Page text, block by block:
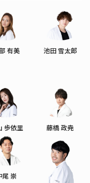
有美 池田 雪太郎
歩依里 藤橋 政尭
尾 崇